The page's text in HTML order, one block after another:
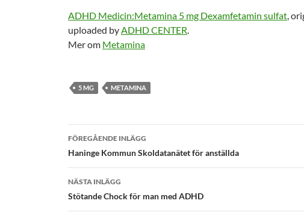
ADHD Medicin:Metamina 5 mg Dexamfetamin sulfat,
uploaded byADHD CENTER.
Mer om Metamina
5 MG METAMINA
Inläggsnavigering
FÖREGÅENDE INLÄGG
Haninge Kommun Skoldatanätet för anställda
NÄSTA INLÄGG
Stötande Chock för man med ADHD